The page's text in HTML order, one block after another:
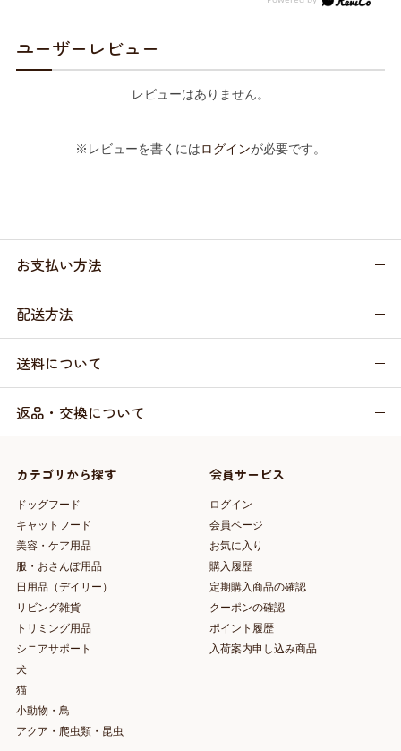
ユーザーレビュー
レビューはありません。
※レビューを書くにはログインが必要です。
お支払い方法
配送方法
送料について
返品・交換について
カテゴリから探す
ドッグフード
キャットフード
美容・ケア用品
服・おさんぽ用品
日用品（デイリー）
リビング雑貨
トリミング用品
シニアサポート
犬
猫
小動物・鳥
アクア・爬虫類・昆虫
会員サービス
ログイン
会員ページ
お気に入り
購入履歴
定期購入商品の確認
クーポンの確認
ポイント履歴
入荷案内申し込み商品